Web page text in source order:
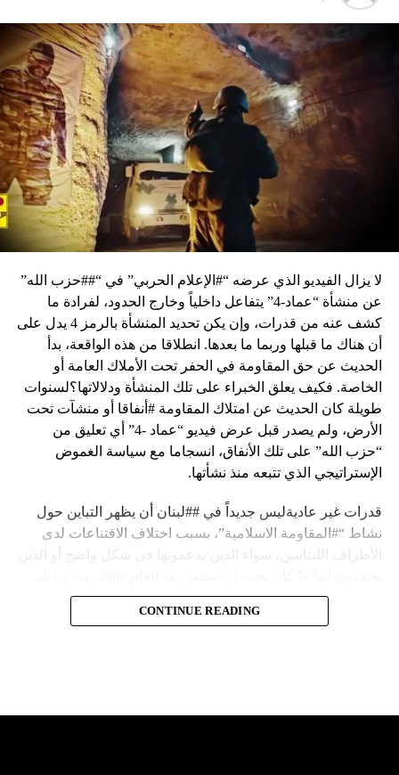
لا يزال الفيديو الذي عرضه “#الإعلام الحربي” في “##حزب الله”
عن منشأة “عماد-4” يتفاعل داخلياً وخارج الحدود، لفرادة ما
كشف عنه من قدرات، وإن يكن تحديد المنشأة بالرمز 4 يدل على
أن هناك ما قبلها وربما ما بعدها. انطلاقا من هذه الواقعة، بدأ
الحديث عن حق المقاومة في الحفر تحت الأملاك العامة أو
الخاصة. فكيف يعلق الخبراء على تلك المنشأة ودلالاتها؟لسنوات
طويلة كان الحديث عن امتلاك المقاومة #أنفاقا أو منشآت تحت
الأرض، ولم يصدر قبل عرض فيديو “عماد -4” أي تعليق من
“حزب الله” على تلك الأنفاق، انسجاما مع سياسة الغموض
الإستراتيجي الذي تتبعه منذ نشأتها.
قدرات غير عاديةليس جديداً في ##لبنان أن يظهر التباين حول
نشاط “#المقاومة الاسلامية”، بسبب اختلاف الاقتناعات لدى
الأطراف اللبنانيين، سواء الذين يدعمونها في شكل واضح أو الذين
إلى أن المقاومة ضد الاحتلال الإسرائيلي لم تكن يوماً محط
إجماع داخلي، وإن كانت القوى اللبنانية المؤمنة بالصراع ضد
CONTINUE READING